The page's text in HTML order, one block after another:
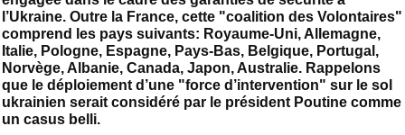
l’Ukraine. Outre la France, cette "coalition des Volontaires"
comprend les pays suivants: Royaume-Uni, Allemagne,
Italie, Pologne, Espagne, Pays-Bas, Belgique, Portugal,
Norvège, Albanie, Canada, Japon, Australie. Rappelons
que le déploiement d’une "force d’intervention" sur le sol
ukrainien serait considéré par le président Poutine comme
un casus belli.